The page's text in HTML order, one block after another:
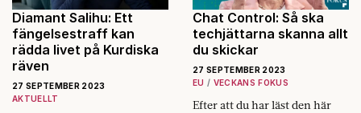
Diamant Salihu: Ett
fängelsestraff kan
rädda livet på Kurdiska
räven
27 SEPTEMBER 2023
AKTUELLT
Chat Control: Så ska
techjättarna skanna allt
du skickar
27 SEPTEMBER 2023
EU
VECKANS FOKUS
Efter att du har läst den här